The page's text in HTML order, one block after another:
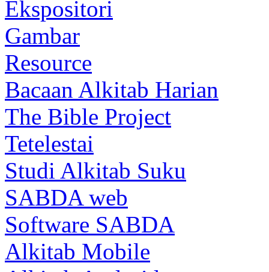
Ekspositori
Gambar
Resource
Bacaan Alkitab Harian
The Bible Project
Tetelestai
Studi Alkitab Suku
SABDA web
Software SABDA
Alkitab Mobile